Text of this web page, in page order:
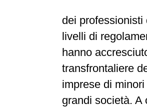
dei
livelli di
hanno
transfrontaliere
imprese di
grandi società. A